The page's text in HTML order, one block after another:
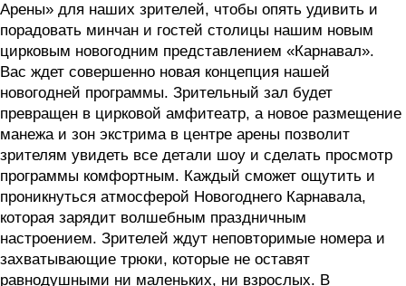
Арены» для наших зрителей, чтобы опять удивить и
порадовать минчан и гостей столицы нашим новым
цирковым новогодним представлением «Карнавал».
Вас ждет совершенно новая концепция нашей
новогодней программы. Зрительный зал будет
превращен в цирковой амфитеатр, а новое размещение
манежа и зон экстрима в центре арены позволит
зрителям увидеть все детали шоу и сделать просмотр
программы комфортным. Каждый сможет ощутить и
проникнуться атмосферой Новогоднего Карнавала,
которая зарядит волшебным праздничным
настроением. Зрителей ждут неповторимые номера и
захватывающие трюки, которые не оставят
равнодушными ни маленьких, ни взрослых. В